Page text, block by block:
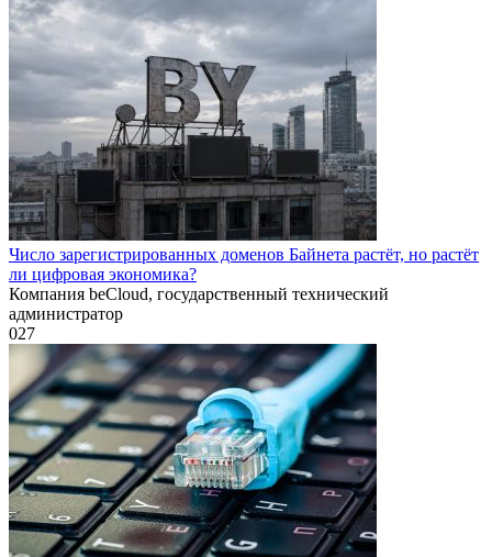
Число зарегистрированных доменов Байнета растёт, но растёт
ли цифровая экономика?
Компания beCloud, государственный технический
администратор
027